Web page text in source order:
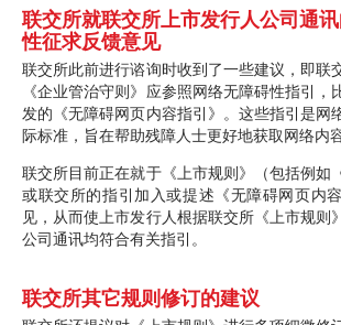
联交所就联交所上市发行人公司通
性征求反馈意见
联交所此前进行谘询时收到了一些建议，即联
《企业管治守则》应参照网络无障碍性指引，
发的《无障碍网页内容指引》。这些指引是网
际标准，旨在帮助残障人士更好地获取网络内容
联交所目前正在就于《上市规则》（包括例如
或联交所的指引加入或提述《无障碍网页内
见，从而使上市发行人根据联交所《上市规则
公司通讯均符合有关指引。
联交所其它规则修订的建议